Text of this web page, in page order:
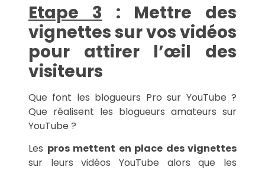
Etape 3 : Mettre des
vignettes sur vos vidéos
pour attirer l’œil des
visiteurs
Que font les blogueurs Pro sur YouTube ?
Que réalisent les blogueurs amateurs sur
YouTube ?
Les pros mettent en place des vignettes
sur leurs vidéos YouTube alors que les